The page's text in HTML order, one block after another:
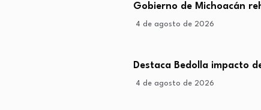
Gobierno de Michoacán
4 de agosto de 2026
Destaca Bedolla impacto
4 de agosto de 2026